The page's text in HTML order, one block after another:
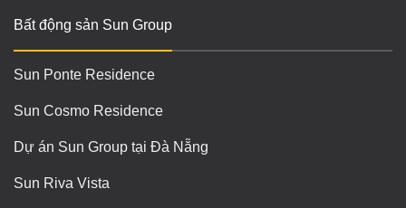
Bất động sản Sun Group
Sun Ponte Residence
Sun Cosmo Residence
Dự án Sun Group tại Đà Nẵng
Sun Riva Vista